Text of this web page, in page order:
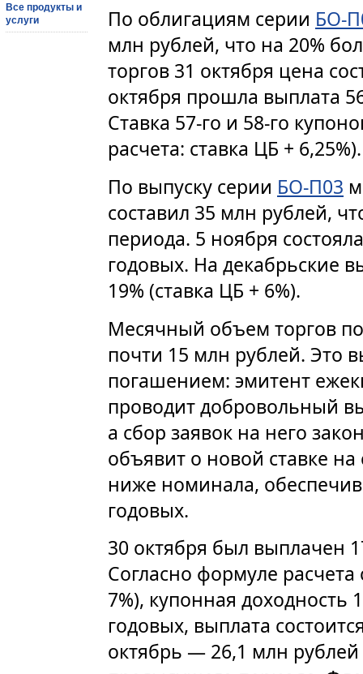
Все продукты и
услуги
По облигациям серии БО-
млн рублей, что на 20%
торгов 31 октября цена
октября прошла выплата
Ставка 57-го и 58-го
расчета: ставка ЦБ + 6,25%).
По выпуску серии БО-П03
составил 35 млн рублей,
периода. 5 ноября
годовых. На декабрьские
19% (ставка ЦБ + 6%).
Месячный объем торгов
почти 15 млн рублей. Это
погашением: эмитент
проводит добровольный
а сбор заявок на него
объявит о новой ставке
ниже номинала,
годовых.
30 октября был выплачен
Согласно формуле расчета
7%), купонная доходность
годовых, выплата
октябрь — 26,1 млн